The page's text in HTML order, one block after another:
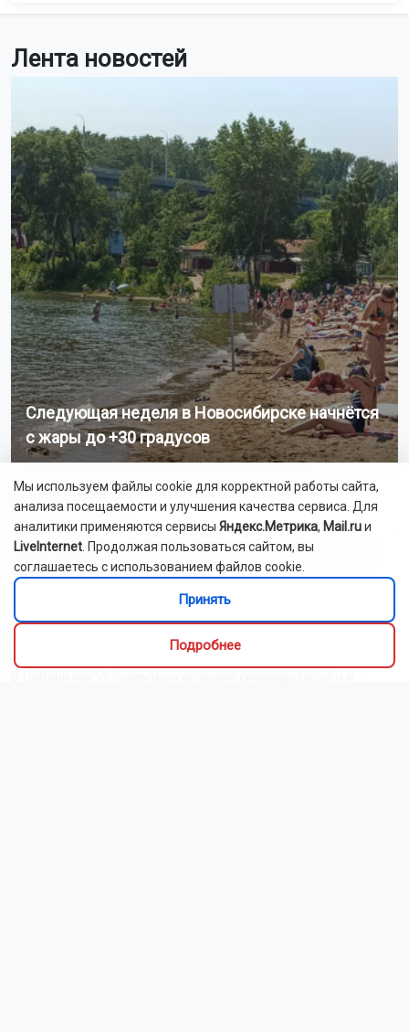
Лента новостей
Следующая неделя в Новосибирске начнётся
с жары до +30 градусов
Двухэтажный дом сгорел в дачном посёлке под
Новосибирском
Цены на бензин в Новосибирской области снизились на
6,5% за неделю
Новосибирские спасатели обучили более 6300 детей
навыкам выживания
Мы используем файлы cookie для корректной работы сайта,
анализа посещаемости и улучшения качества сервиса. Для
аналитики применяются сервисы Яндекс.Метрика, Mail.ruи
LiveInternet . Продолжая пользоваться сайтом, вы
соглашаетесь с использованием файлов cookie.
Принять
Подробнее